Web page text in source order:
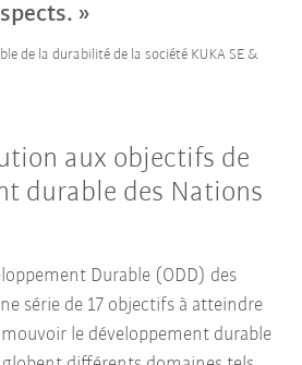
»
de la durabilité de la société KUKA SE &
aux objectifs de
durable des Nations
Durable (ODD) des
série de 17 objectifs à atteindre
le développement durable